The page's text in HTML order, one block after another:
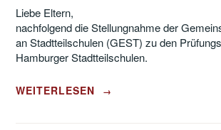
Liebe Eltern,
nachfolgend die Stellungnahme der
an Stadtteilschulen (GEST) zu den
Hamburger Stadtteilschulen.
„STELLUNGNAHME
WEITERLESEN →